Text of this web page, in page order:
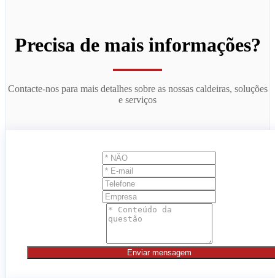
Precisa de mais informações?
Contacte-nos para mais detalhes sobre as nossas caldeiras, soluções
e serviços
Enviar mensagem